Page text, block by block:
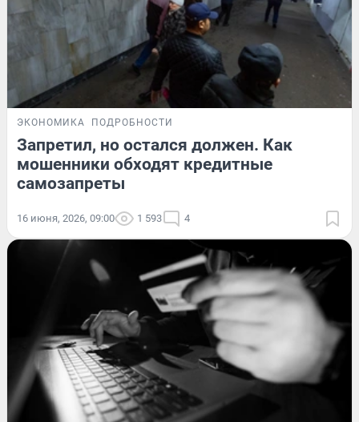
ЭКОНОМИКА ПОДРОБНОСТИ
Запретил, но остался должен. Как
мошенники обходят кредитные
самозапреты
16 июня, 2026, 09:00 1 593 4